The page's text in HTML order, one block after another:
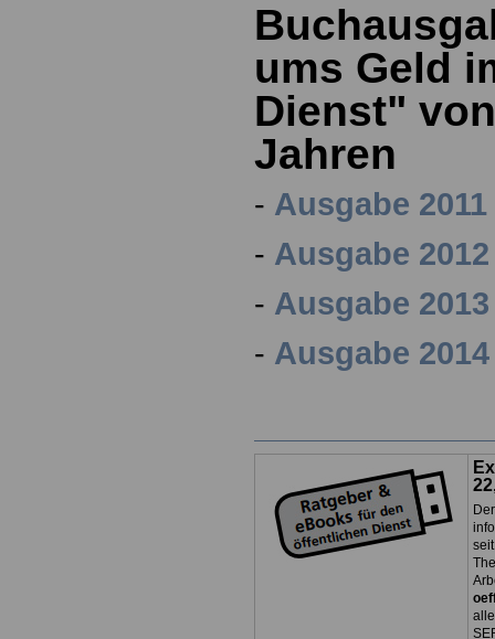
ums Geld
Dienst"
Jahren
- Ausgabe 2011
- Ausgabe 2012
- Ausgabe 2013
- Ausgabe 2014